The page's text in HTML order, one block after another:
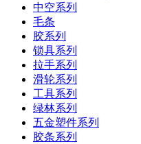
中空系列
毛条
胶系列
锁具系列
拉手系列
滑轮系列
工具系列
绿林系列
五金塑件系列
胶条系列